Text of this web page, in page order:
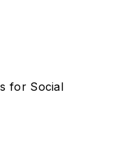
for Social